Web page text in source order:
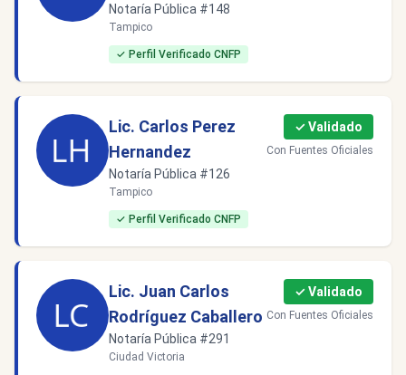
Notaría Pública #148
Tampico
✓ Perfil Verificado CNFP
Lic. Carlos Perez
Hernandez
Notaría Pública #126
Tampico
✓ Validado
Con Fuentes Oficiales
✓ Perfil Verificado CNFP
Lic. Juan Carlos
Rodríguez Caballero
Notaría Pública #291
Ciudad Victoria
✓ Validado
Con Fuentes Oficiales